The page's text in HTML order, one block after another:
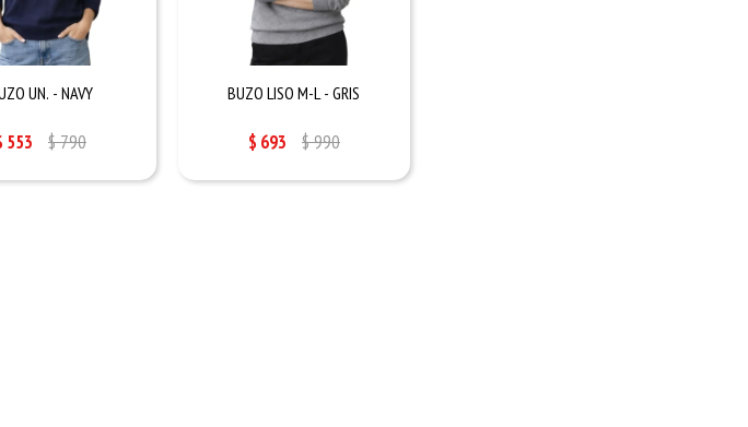
UN. - NAVY
553 $790
BUZO LISO M-L - GRIS
$ 693 $990